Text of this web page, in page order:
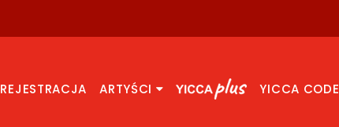
REJESTRACJA ARTYŚCI YICCA CODE